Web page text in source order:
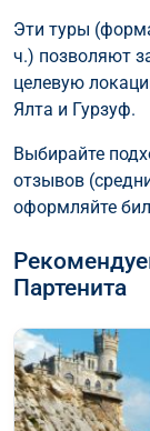
Эти туры
ч.) позволяют
целевую
Ялта и Гурзуф.
Выбирайте
отзывов
оформляйте
Партенита